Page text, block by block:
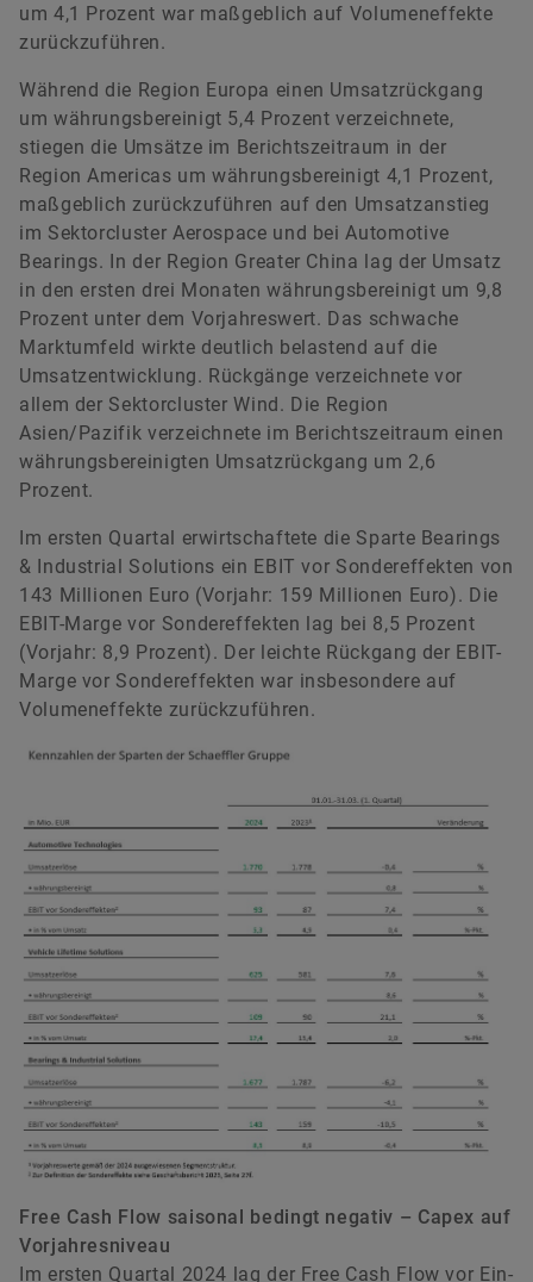
um 4,1 Prozent war maßgeblich auf Volumeneffekte
zurückzuführen.
Während die Region Europa einen Umsatzrückgang
um währungsbereinigt 5,4 Prozent verzeichnete,
stiegen die Umsätze im Berichtszeitraum in der
Region Americas um währungsbereinigt 4,1 Prozent,
maßgeblich zurückzuführen auf den Umsatzanstieg
im Sektorcluster Aerospace und bei Automotive
Bearings. In der Region Greater China lag der Umsatz
in den ersten drei Monaten währungsbereinigt um 9,8
Prozent unter dem Vorjahreswert. Das schwache
Marktumfeld wirkte deutlich belastend auf die
Umsatzentwicklung. Rückgänge verzeichnete vor
allem der Sektorcluster Wind. Die Region
Asien/Pazifik verzeichnete im Berichtszeitraum einen
währungsbereinigten Umsatzrückgang um 2,6
Prozent.
Im ersten Quartal erwirtschaftete die Sparte Bearings
& Industrial Solutions ein EBIT vor Sondereffekten von
143 Millionen Euro (Vorjahr: 159 Millionen Euro). Die
EBIT-Marge vor Sondereffekten lag bei 8,5 Prozent
(Vorjahr: 8,9 Prozent). Der leichte Rückgang der EBIT-
Marge vor Sondereffekten war insbesondere auf
Volumeneffekte zurückzuführen.
Free Cash Flow saisonal bedingt negativ – Capex auf
Vorjahresniveau
Im ersten Quartal 2024 lag der Free Cash Flow vor Ein-